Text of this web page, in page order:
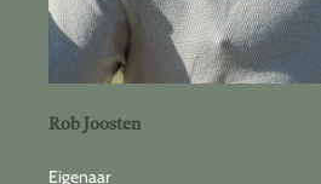
Rob Joosten
Eigenaar